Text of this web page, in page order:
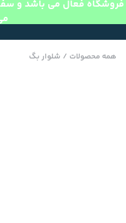
فروشگاه فعال می باشد و
همه محصولات / شلوار بگ